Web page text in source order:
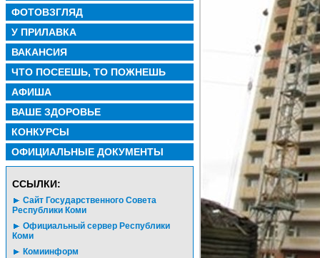
ФОТОВЗГЛЯД
У ПРИЛАВКА
ВАКАНСИЯ
ЧТО ПОСЕЕШЬ, ТО ПОЖНЕШЬ
АФИША
ВАШЕ ЗДОРОВЬЕ
КОНКУРСЫ
ОФИЦИАЛЬНЫЕ ДОКУМЕНТЫ
CСЫЛКИ:
Сайт Государственного Совета
Республики Коми
Официальный сервер Республики
Коми
Комиинформ